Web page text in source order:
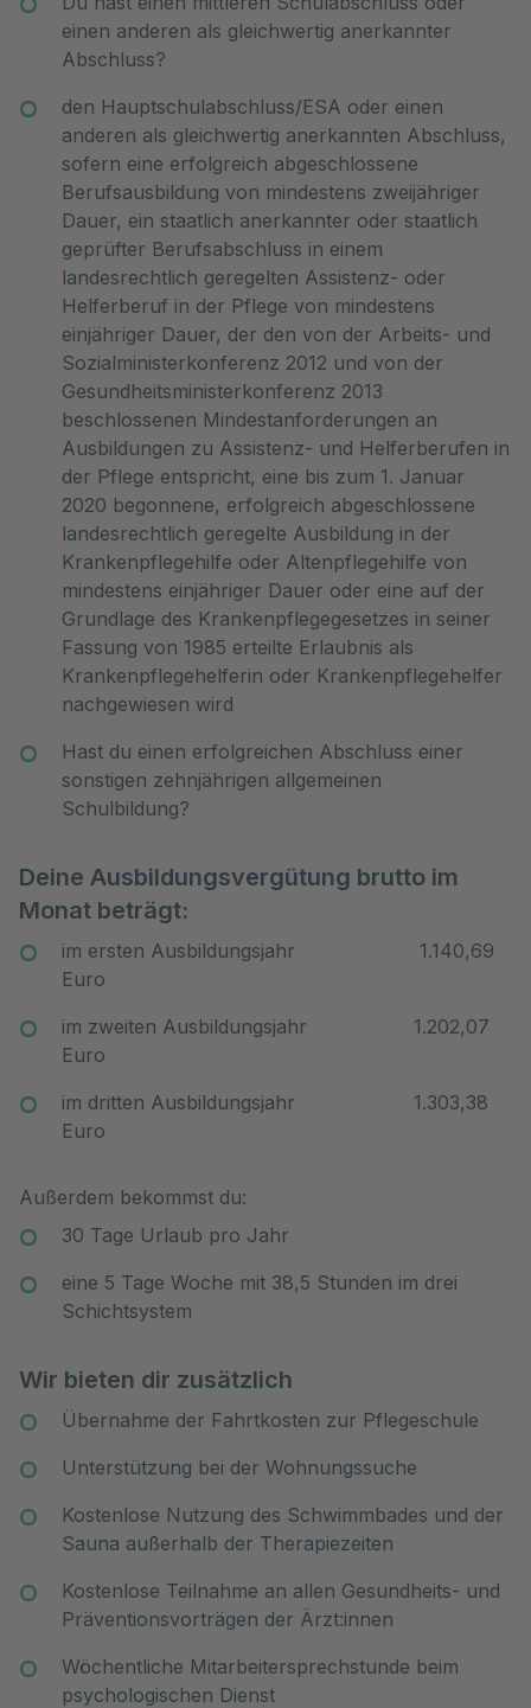
einen anderen als gleichwertig anerkannter
Abschluss?
den Hauptschulabschluss/ESA oder einen
anderen als gleichwertig anerkannten Abschluss,
sofern eine erfolgreich abgeschlossene
Berufsausbildung von mindestens zweijähriger
Dauer, ein staatlich anerkannter oder staatlich
geprüfter Berufsabschluss in einem
landesrechtlich geregelten Assistenz- oder
Helferberuf in der Pflege von mindestens
einjähriger Dauer, der den von der Arbeits- und
Sozialministerkonferenz 2012 und von der
Gesundheitsministerkonferenz 2013
beschlossenen Mindestanforderungen an
Ausbildungen zu Assistenz- und Helferberufen in
der Pflege entspricht, eine bis zum 1. Januar
2020 begonnene, erfolgreich abgeschlossene
landesrechtlich geregelte Ausbildung in der
Krankenpflegehilfe oder Altenpflegehilfe von
mindestens einjähriger Dauer oder eine auf der
Grundlage des Krankenpflegegesetzes in seiner
Fassung von 1985 erteilte Erlaubnis als
Krankenpflegehelferin oder Krankenpflegehelfer
nachgewiesen wird
Hast du einen erfolgreichen Abschluss einer
sonstigen zehnjährigen allgemeinen
Schulbildung?
Deine Ausbildungsvergütung brutto im
Monat beträgt:
im ersten Ausbildungsjahr 1.140,69
Euro
im zweiten Ausbildungsjahr 1.202,07
Euro
im dritten Ausbildungsjahr 1.303,38
Euro
Außerdem bekommst du:
30 Tage Urlaub pro Jahr
eine 5 Tage Woche mit 38,5 Stunden im drei
Schichtsystem
Wir bieten dir zusätzlich
Übernahme der Fahrtkosten zur Pflegeschule
Unterstützung bei der Wohnungssuche
Kostenlose Nutzung des Schwimmbades und der
Sauna außerhalb der Therapiezeiten
Kostenlose Teilnahme an allen Gesundheits- und
Präventionsvorträgen der Ärzt:innen
Wöchentliche Mitarbeitersprechstunde beim
psychologischen Dienst